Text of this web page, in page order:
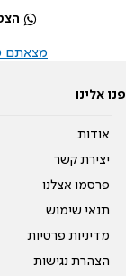
מצאתם
פנו אלינו
אודות
יצירת קשר
פרסמו אצלנו
תנאי שימוש
מדיניות פרטיות
הצהרת נגישות